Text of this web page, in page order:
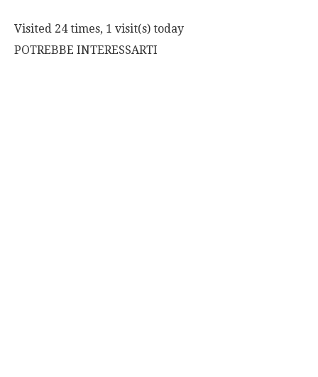
Visited 24 times, 1 visit(s) today
POTREBBE INTERESSARTI